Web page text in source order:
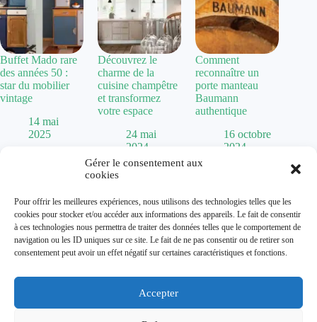
Gérer le consentement aux
cookies
Pour offrir les meilleures expériences, nous utilisons des technologies telles que les
cookies pour stocker et/ou accéder aux informations des appareils. Le fait de consentir
à ces technologies nous permettra de traiter des données telles que le comportement de
navigation ou les ID uniques sur ce site. Le fait de ne pas consentir ou de retirer son
consentement peut avoir un effet négatif sur certaines caractéristiques et fonctions.
Accepter
Buffet Mado rare
des années 50 :
star du mobilier
vintage
14 mai
2025
Découvrez le
charme de la
cuisine champêtre
et transformez
votre espace
24 mai
2024
Comment
reconnaître un
porte manteau
Baumann
authentique
16 octobre
2024
Mentions Légales
Plan de site
Contact
À propos
Dolum magazine vous guide dans l'art de transformer votre
habitat. De lachaise Baumannvintage aux tendances comme
, nous explorons toutes les facettes de la